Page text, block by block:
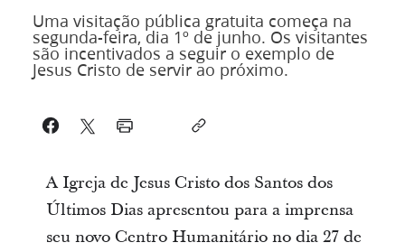
Uma visitação pública gratuita começa na
segunda-feira, dia 1º de junho. Os visitantes
são incentivados a seguir o exemplo de
Jesus Cristo de servir ao próximo.
A Igreja de Jesus Cristo dos Santos dos
Últimos Dias apresentou para a imprensa
seu novo Centro Humanitário no dia 27 de